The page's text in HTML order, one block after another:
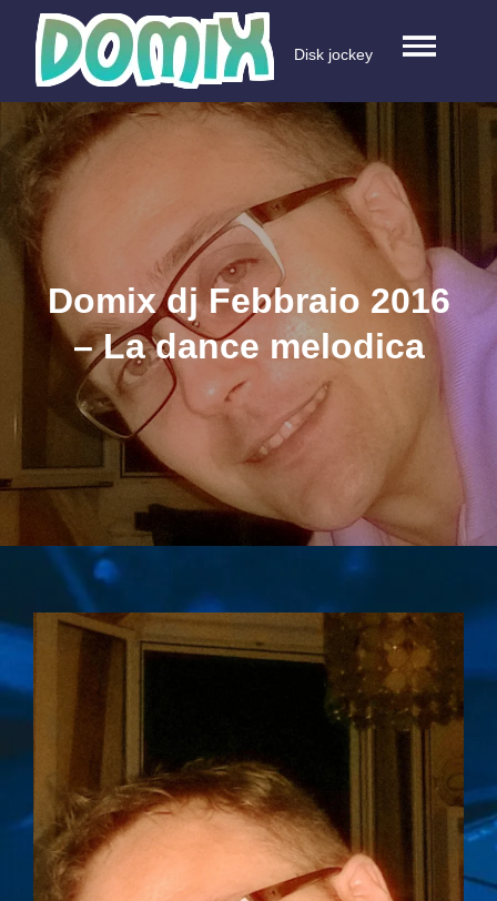
content
Disk jockey
Domix dj Febbraio 2016
– La dance melodica